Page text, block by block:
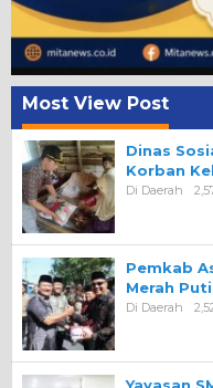
Most View Post
Dinas
Korban
Di Daerah
Pemkab
Merah
Di Daerah
Yayasan